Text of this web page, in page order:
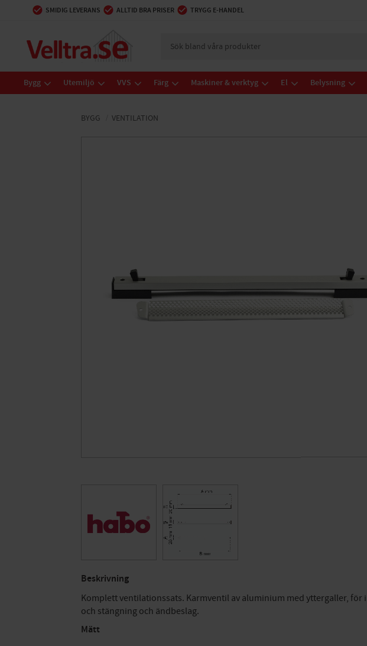
SMIDIG LEVERANS ALLTID BRA PRISER TRYGG E-HANDEL
Bygg Utemiljö VVS Färg Maskiner & verktyg El Belysning
BYGG VENTILATION
Beskrivning
Komplett ventilationssats. Karmventil av aluminium med yttergaller,
och stängning och ändbeslag.
Mätt